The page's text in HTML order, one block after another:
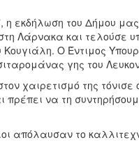
του Δήμου μας
Λάρνακα και τελούσε
Ο Έντιμος
γης του
χαιρετισμό της τόνισε
να τη
απόλαυσαν το